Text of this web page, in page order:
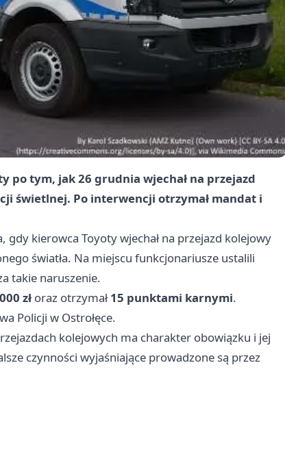
po tym, jak 26 grudnia wjechał na przejazd
świetlnej. Po interwencji otrzymał mandat i
kierowca Toyoty wjechał na przejazd kolejowy
światła. Na miejscu funkcjonariusze ustalili
takie naruszenie.
zł oraz otrzymał15 punktami karnymi.
Policji w Ostrołęce.
kolejowych ma charakter obowiązku i jej
czynności wyjaśniające prowadzone są przez